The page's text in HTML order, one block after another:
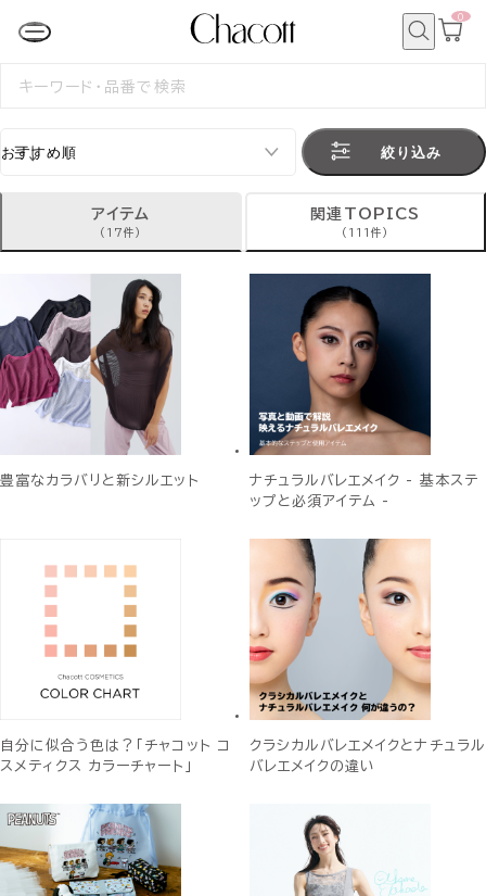
カ
0
検
絞り込み
アイテム
(17件)
関連TOPICS
(111件)
豊富なカラバリと新シルエット
ナチュラルバレエメイク - 基本ステ
ップと必須アイテム -
自分に似合う色は？「チャコット コ
スメティクス カラーチャート」
クラシカルバレエメイクとナチュラル
バレエメイクの違い